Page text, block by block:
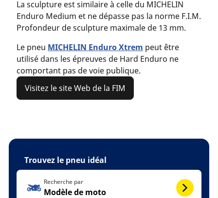
La sculpture est similaire à celle du MICHELIN
Enduro Medium et ne dépasse pas la norme F.I.M.
Profondeur de sculpture maximale de 13 mm.
Le pneu MICHELIN Enduro Xtrem peut être
utilisé dans les épreuves de Hard Enduro ne
comportant pas de voie publique.
Visitez le site Web de la FIM
Trouvez le pneu idéal
Recherche par
Modèle de moto